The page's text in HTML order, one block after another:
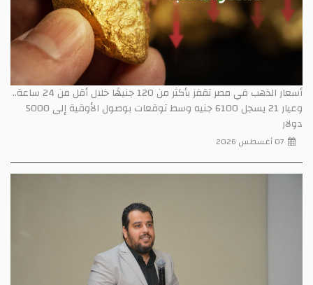
أسعار الذهب في مصر تقفز بأكثر من 120 جنيهًا خلال أقل من 24 ساعة..
وعيار 21 يسجل 6100 جنيه وسط توقعات بوصول الأوقية إلى 5000
دولار
07 أغسطس 2026